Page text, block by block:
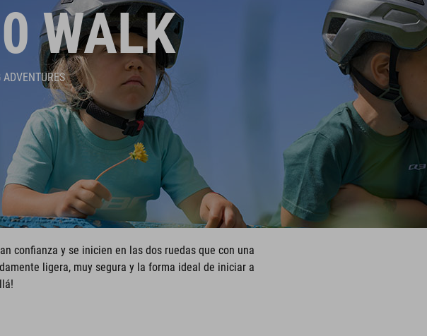
WALK
confianza y se inicien en las dos ruedas que con una
ligera, muy segura y la forma ideal de iniciar a